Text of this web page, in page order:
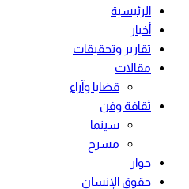
الرئيسية
أخبار
تقارير وتحقيقات
مقالات
قضايا وآراء
ثقافة وفن
سينما
مسرح
حوار
حقوق الإنسان